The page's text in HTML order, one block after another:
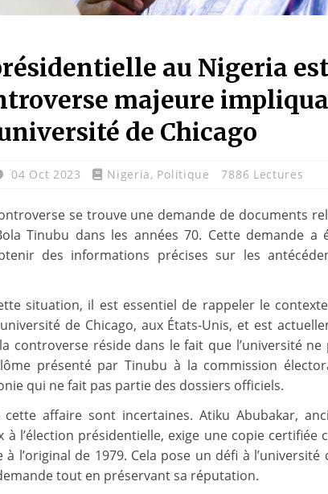
au Nigeria
majeure
de Chicago
04 Oct 2023 Nigeria, Politique 7886 Lectures
se trouve une demande de documents
Tinubu dans les années 70. Cette demande
des informations précises sur les
situation, il est essentiel de rappeler le
de Chicago, aux États-Unis, et est
controverse réside dans le fait que l’université
présenté par Tinubu à la commission
qui ne fait pas partie des dossiers officiels.
cette affaire sont incertaines. Atiku Abubakar,
à l’élection présidentielle, exige une copie certifiée
l’original de 1979. Cela pose un défi à
tout en préservant sa réputation.